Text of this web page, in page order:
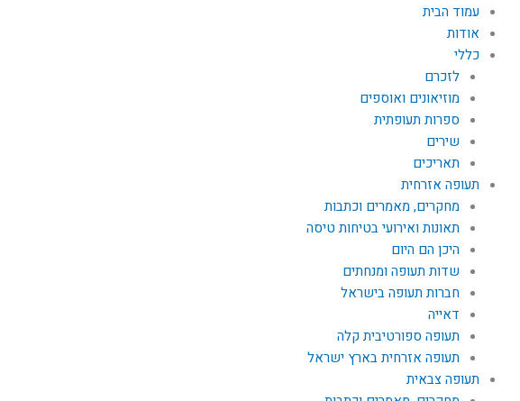
עמוד הבית
אודות
כללי
לזכרם
מוזיאונים ואוספים
ספרות תעופתית
שירים
תאריכים
תעופה אזרחית
מחקרים, מאמרים וכתבות
תאונות ואירועי בטיחות טיסה
היכן הם היום
שדות תעופה ומנחתים
חברות תעופה בישראל
דאייה
תעופה ספורטיבית קלה
תעופה אזרחית בארץ ישראל
תעופה צבאית